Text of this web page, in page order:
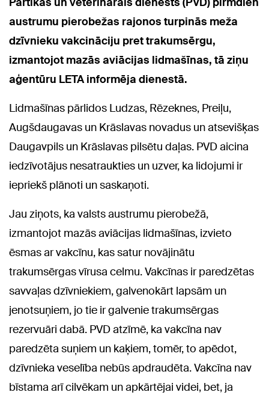
austrumu pierobežas rajonos turpinās meža
dzīvnieku vakcināciju pret trakumsērgu,
izmantojot mazās aviācijas lidmašīnas, tā ziņu
aģentūru LETA informēja dienestā.
Lidmašīnas pārlidos Ludzas, Rēzeknes, Preiļu,
Augšdaugavas un Krāslavas novadus un atsevišķas
Daugavpils un Krāslavas pilsētu daļas. PVD aicina
iedzīvotājus nesatraukties un uzver, ka lidojumi ir
iepriekš plānoti un saskaņoti.
Jau ziņots, ka valsts austrumu pierobežā,
izmantojot mazās aviācijas lidmašīnas, izvieto
ēsmas ar vakcīnu, kas satur novājinātu
trakumsērgas vīrusa celmu. Vakcīnas ir paredzētas
savvaļas dzīvniekiem, galvenokārt lapsām un
jenotsuņiem, jo tie ir galvenie trakumsērgas
rezervuāri dabā. PVD atzīmē, ka vakcīna nav
paredzēta suņiem un kaķiem, tomēr, to apēdot,
dzīvnieka veselība nebūs apdraudēta. Vakcīna nav
bīstama arī cilvēkam un apkārtējai videi, bet, ja